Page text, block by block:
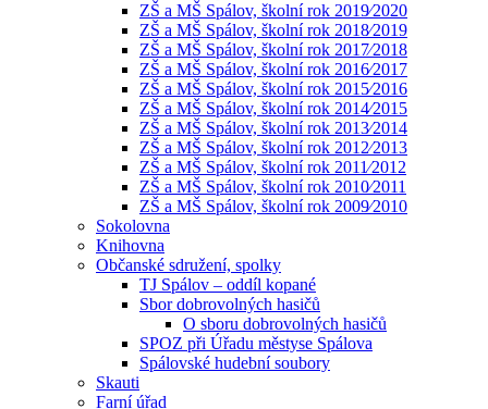
ZŠ a MŠ Spálov, školní rok 2019⁄2020
ZŠ a MŠ Spálov, školní rok 2018⁄2019
ZŠ a MŠ Spálov, školní rok 2017⁄2018
ZŠ a MŠ Spálov, školní rok 2016⁄2017
ZŠ a MŠ Spálov, školní rok 2015⁄2016
ZŠ a MŠ Spálov, školní rok 2014⁄2015
ZŠ a MŠ Spálov, školní rok 2013⁄2014
ZŠ a MŠ Spálov, školní rok 2012⁄2013
ZŠ a MŠ Spálov, školní rok 2011⁄2012
ZŠ a MŠ Spálov, školní rok 2010⁄2011
ZŠ a MŠ Spálov, školní rok 2009⁄2010
Sokolovna
Knihovna
Občanské sdružení, spolky
TJ Spálov – oddíl kopané
Sbor dobrovolných hasičů
O sboru dobrovolných hasičů
SPOZ při Úřadu městyse Spálova
Spálovské hudební soubory
Skauti
Farní úřad